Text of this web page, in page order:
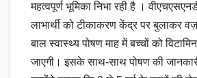
महत्वपूर्ण भूमिका निभा रही है ।
लाभार्थी को टीकाकरण केंद्र पर बुलाकर
बाल स्वास्थ्य पोषण माह में बच्चों को
जाएगी। इसके साथ-साथ पोषण की